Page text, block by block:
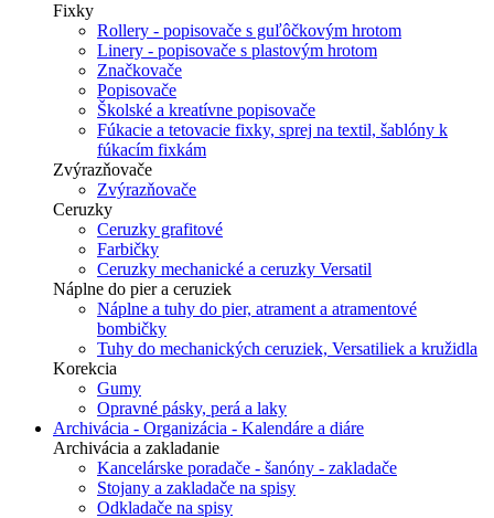
Fixky
Rollery - popisovače s guľôčkovým hrotom
Linery - popisovače s plastovým hrotom
Značkovače
Popisovače
Školské a kreatívne popisovače
Fúkacie a tetovacie fixky, sprej na textil, šablóny k
fúkacím fixkám
Zvýrazňovače
Zvýrazňovače
Ceruzky
Ceruzky grafitové
Farbičky
Ceruzky mechanické a ceruzky Versatil
Náplne do pier a ceruziek
Náplne a tuhy do pier, atrament a atramentové
bombičky
Tuhy do mechanických ceruziek, Versatiliek a kružidla
Korekcia
Gumy
Opravné pásky, perá a laky
Archivácia - Organizácia - Kalendáre a diáre
Archivácia a zakladanie
Kancelárske poradače - šanóny - zakladače
Stojany a zakladače na spisy
Odkladače na spisy